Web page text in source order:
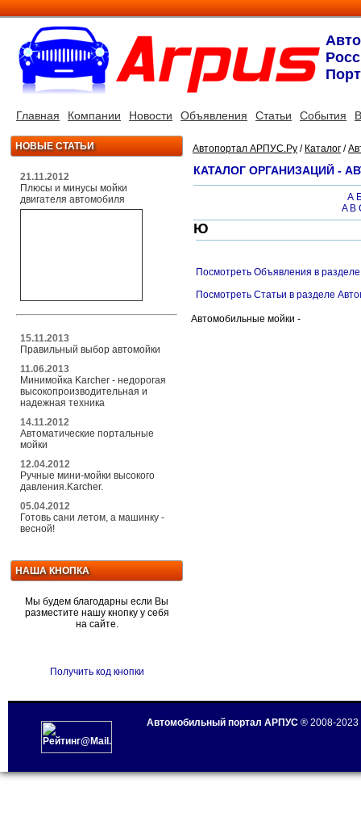
Главная Компании Новости Объявления Статьи События
НОВЫЕ СТАТЬИ
21.11.2012
Плюсы и минусы мойки
двигателя автомобиля
15.11.2013
Правильный выбор автомойки
11.06.2013
Минимойка Karcher - недорогая
высокопроизводительная и
надежная техника
14.11.2012
Автоматические портальные
мойки
12.04.2012
Ручные мини-мойки высокого
давления.Karcher.
05.04.2012
Готовь сани летом, а машинку -
весной!
НАША КНОПКА
Мы будем благодарны если Вы
разместите нашу кнопку у себя
на сайте.
Получить код кнопки
Автопортал АРПУС.Ру / Каталог /
КАТАЛОГ ОРГАНИЗАЦИЙ -
А
A B
Ю
Посмотреть Объявления в
Посмотреть Статьи в разделе
Автомобильные мойки -
Автомобильный портал АРПУС ® 2008-2023